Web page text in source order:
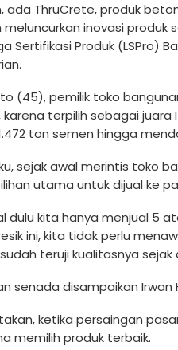
ada ThruCrete, produk
inovasi produk
Sertifikasi Produk (LSPro)
(45), pemilik toko
karena terpilih sebagai
ton semen hingga
sejak awal merintis toko
utama untuk dijual ke
dulu kita hanya menjual 5
ini, kita tidak perlu
teruji kualitasnya sejak
senada disampaikan Irwan
ketika persaingan
memilih produk terbaik.